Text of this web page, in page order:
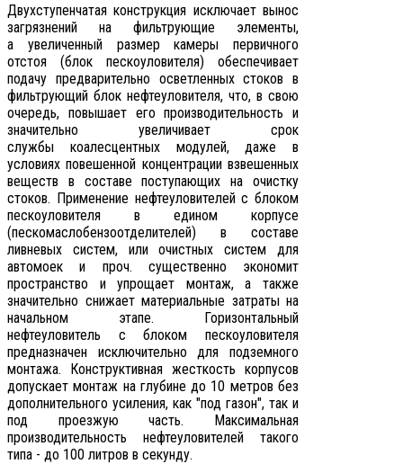
Двухступенчатая конструкция исключает вынос
загрязнений на фильтрующие элементы,
а увеличенный размер камеры первичного
отстоя (блок пескоуловителя) обеспечивает
подачу предварительно осветленных стоков в
фильтрующий блок нефтеуловителя, что, в свою
очередь, повышает его производительность и
значительно увеличивает срок
службы коалесцентных модулей, даже в
условиях повешенной концентрации взвешенных
веществ в составе поступающих на очистку
стоков. Применение нефтеуловителей с блоком
пескоуловителя в едином корпусе
(пескомаслобензоотделителей) в составе
ливневых систем, или очистных систем для
автомоек и проч. существенно экономит
пространство и упрощает монтаж, а также
значительно снижает материальные затраты на
начальном этапе. Горизонтальный
нефтеуловитель с блоком пескоуловителя
предназначен исключительно для подземного
монтажа. Конструктивная жесткость корпусов
допускает монтаж на глубине до 10 метров без
дополнительного усиления, как "под газон", так и
под проезжую часть. Максимальная
производительность нефтеуловителей такого
типа - до 100 литров в секунду.